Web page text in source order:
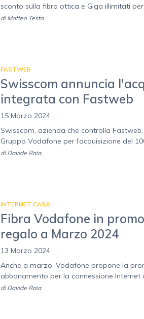
sconto sulla fibra ottica e Giga illimitati
di Matteo Testa
FASTWEB
Swisscom annuncia
integrata con Fastweb
15 Marzo 2024
Swisscom, azienda che controlla
Gruppo Vodafone per l’acquisizione del
di Davide Raia
INTERNET CASA
Fibra Vodafone in
regalo a Marzo 2024
13 Marzo 2024
Anche a marzo, Vodafone propone la
abbonamento per la connessione
di Davide Raia